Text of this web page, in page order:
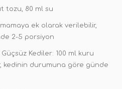
tozu, 80 ml su
ek olarak verilebilir,
2-5 porsiyon
Kediler: 100 ml kuru
kedinin durumuna göre günde